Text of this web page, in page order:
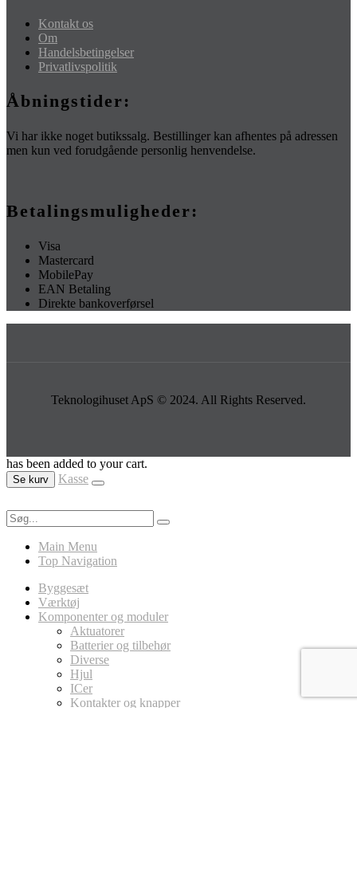
Kontakt os
Om
Handelsbetingelser
Privatlivspolitik
Åbningstider:
Vi har ikke noget butikssalg. Bestillinger kan afhentes på adressen
men kun ved forudgående personlig henvendelse.
Betalingsmuligheder:
Visa
Mastercard
MobilePay
EAN Betaling
Direkte bankoverførsel
Teknologihuset ApS © 2024. All Rights Reserved.
has been added to your cart.
Se kurv Kasse
Main Menu
Top Navigation
Byggesæt
Værktøj
Komponenter og moduler
Aktuatorer
Batterier og tilbehør
Diverse
Hjul
ICer
Kontakter og knapper